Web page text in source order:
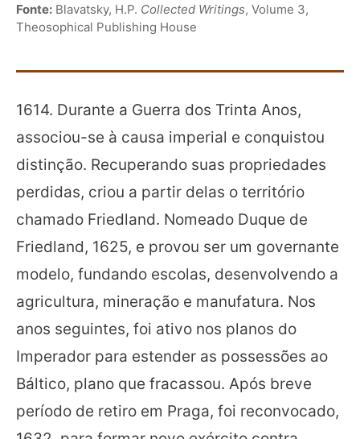
Fonte: Blavatsky, H.P. Collected Writings, Volume 3,
Theosophical Publishing House
1614. Durante a Guerra dos Trinta Anos,
associou-se à causa imperial e conquistou
distinção. Recuperando suas propriedades
perdidas, criou a partir delas o território
chamado Friedland. Nomeado Duque de
Friedland, 1625, e provou ser um governante
modelo, fundando escolas, desenvolvendo a
agricultura, mineração e manufatura. Nos
anos seguintes, foi ativo nos planos do
Imperador para estender as possessões ao
Báltico, plano que fracassou. Após breve
período de retiro em Praga, foi reconvocado,